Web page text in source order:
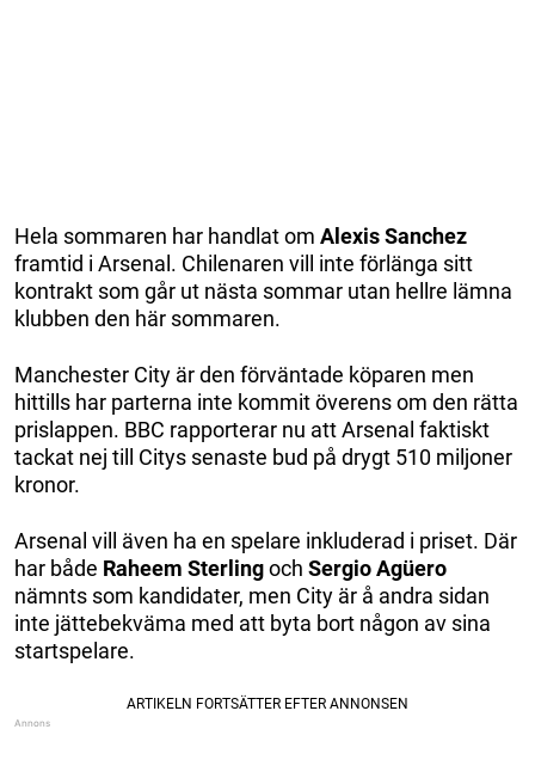
Hela sommaren har handlat om Alexis Sanchez
framtid i Arsenal. Chilenaren vill inte förlänga sitt
kontrakt som går ut nästa sommar utan hellre lämna
klubben den här sommaren.
Manchester City är den förväntade köparen men
hittills har parterna inte kommit överens om den rätta
prislappen. BBC rapporterar nu att Arsenal faktiskt
tackat nej till Citys senaste bud på drygt 510 miljoner
kronor.
Arsenal vill även ha en spelare inkluderad i priset. Där
har både Raheem Sterlingoch Sergio Agüero
nämnts som kandidater, men City är å andra sidan
inte jättebekväma med att byta bort någon av sina
startspelare.